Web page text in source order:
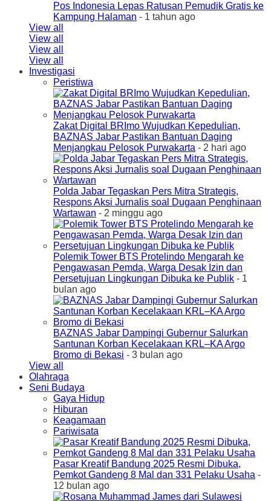
Pos Indonesia Lepas Ratusan Pemudik Gratis ke
Kampung Halaman - 1 tahun ago
View all
View all
View all
View all
Investigasi
Peristiwa
Zakat Digital BRImo Wujudkan Kepedulian,
BAZNAS Jabar Pastikan Bantuan Daging
Menjangkau Pelosok Purwakarta - 2 hari ago
Polda Jabar Tegaskan Pers Mitra Strategis,
Respons Aksi Jurnalis soal Dugaan Penghinaan
Wartawan - 2 minggu ago
Polemik Tower BTS Protelindo Mengarah ke
Pengawasan Pemda, Warga Desak Izin dan
Persetujuan Lingkungan Dibuka ke Publik - 1
bulan ago
BAZNAS Jabar Dampingi Gubernur Salurkan
Santunan Korban Kecelakaan KRL–KA Argo
Bromo di Bekasi - 3 bulan ago
View all
Olahraga
Seni Budaya
Gaya Hidup
Hiburan
Keagamaan
Pariwisata
Pasar Kreatif Bandung 2025 Resmi Dibuka,
Pemkot Gandeng 8 Mal dan 331 Pelaku Usaha -
12 bulan ago